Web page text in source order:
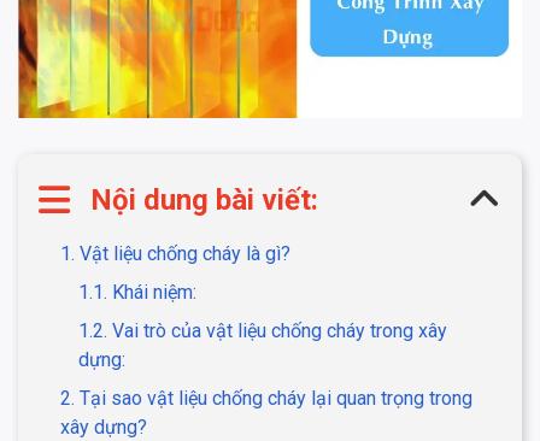
Nội dung bài viết:
1. Vật liệu chống cháy là gì?
1.1. Khái niệm:
1.2. Vai trò của vật liệu chống cháy trong xây
dựng:
2. Tại sao vật liệu chống cháy lại quan trọng trong
xây dựng?